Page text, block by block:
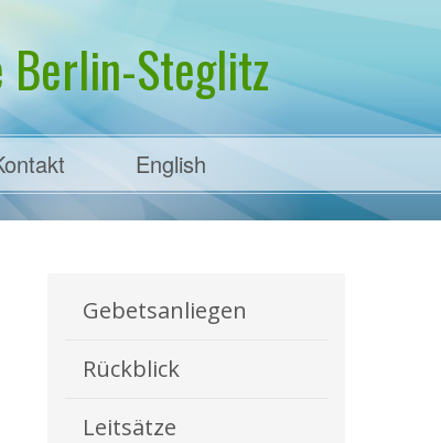
Berlin-Steglitz
English
Gebetsanliegen
Rückblick
Leitsätze